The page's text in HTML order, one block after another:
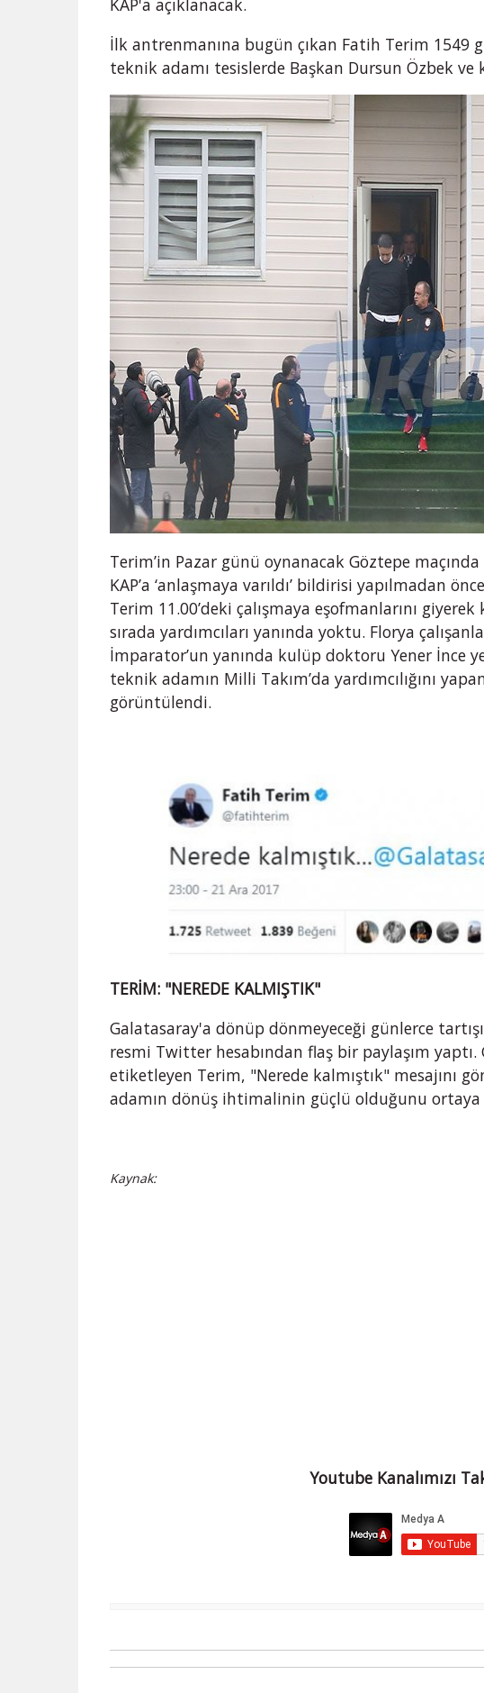
KAP'a açıklanacak.
İlk antrenmanına bugün çıkan Fatih Terim 1549
teknik adamı tesislerde Başkan Dursun Özbek ve
Terim’in Pazar günü oynanacak Göztepe
KAP’a ‘anlaşmaya varıldı’ bildirisi yapılmadan
Terim 11.00’deki çalışmaya eşofmanlarını
sırada yardımcıları yanında yoktu. Florya
İmparator’un yanında kulüp doktoru Yener İnce
teknik adamın Milli Takım’da yardımcılığını
görüntülendi.
TERİM: "NEREDE KALMIŞTIK"
Galatasaray'a dönüp dönmeyeceği günlerce
resmi Twitter hesabından flaş bir paylaşım
etiketleyen Terim, "Nerede kalmıştık" mesajını
adamın dönüş ihtimalinin güçlü olduğunu ortaya
Kaynak:
Youtube Kanalımızı